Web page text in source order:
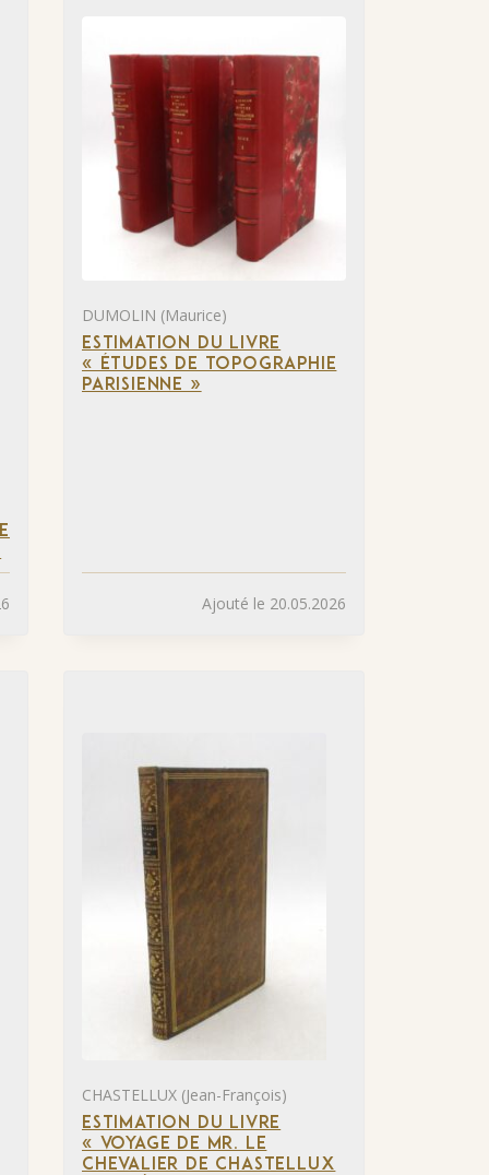
DUMOLIN (Maurice)
ESTIMATION DU LIVRE
« ÉTUDES DE TOPOGRAPHIE
PARISIENNE »
Ajouté le 20.05.2026
CHASTELLUX (Jean-François)
ESTIMATION DU LIVRE
« VOYAGE DE MR. LE
CHEVALIER DE CHASTELLUX